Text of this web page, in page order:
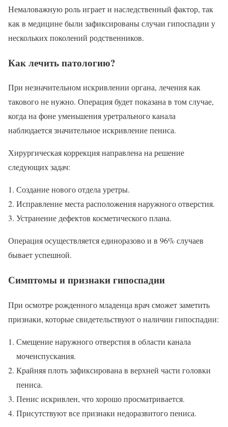
Немаловажную роль играет и наследственный фактор, так
как в медицине были зафиксированы случаи гипоспадии у
нескольких поколений родственников.
Как лечить патологию?
При незначительном искривлении органа, лечения как
такового не нужно. Операция будет показана в том случае,
когда на фоне уменьшения уретрального канала
наблюдается значительное искривление пениса.
Хирургическая коррекция направлена на решение
следующих задач:
Создание нового отдела уретры.
Исправление места расположения наружного отверстия.
Устранение дефектов косметического плана.
Операция осуществляется единоразово и в 96% случаев
бывает успешной.
Симптомы и признаки гипоспадии
При осмотре рожденного младенца врач сможет заметить
признаки, которые свидетельствуют о наличии гипоспадии:
Смещение наружного отверстия в области канала
мочеиспускания.
Крайняя плоть зафиксирована в верхней части головки
пениса.
Пенис искривлен, что хорошо просматривается.
Присутствуют все признаки недоразвитого пениса.